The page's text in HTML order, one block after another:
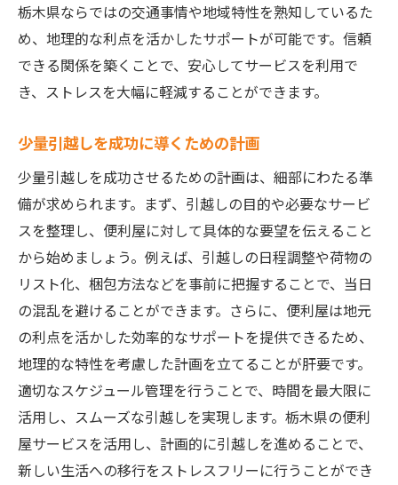
栃木県ならではの交通事情や地域特性を熟知しているた
め、地理的な利点を活かしたサポートが可能です。信頼
できる関係を築くことで、安心してサービスを利用で
き、ストレスを大幅に軽減することができます。
少量引越しを成功に導くための計画
少量引越しを成功させるための計画は、細部にわたる準
備が求められます。まず、引越しの目的や必要なサービ
スを整理し、便利屋に対して具体的な要望を伝えること
から始めましょう。例えば、引越しの日程調整や荷物の
リスト化、梱包方法などを事前に把握することで、当日
の混乱を避けることができます。さらに、便利屋は地元
の利点を活かした効率的なサポートを提供できるため、
地理的な特性を考慮した計画を立てることが肝要です。
適切なスケジュール管理を行うことで、時間を最大限に
活用し、スムーズな引越しを実現します。栃木県の便利
屋サービスを活用し、計画的に引越しを進めることで、
新しい生活への移行をストレスフリーに行うことができ